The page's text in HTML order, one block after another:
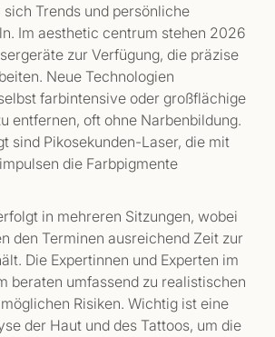
Trends und persönliche
Im aesthetic centrum stehen 2026
zur Verfügung, die präzise
Neue Technologien
farbintensive oder großflächige
entfernen, oft ohne Narbenbildung.
sind Pikosekunden-Laser, die mit
die Farbpigmente
in mehreren Sitzungen, wobei
den Terminen ausreichend Zeit zur
Die Expertinnen und Experten im
beraten umfassend zu realistischen
Risiken. Wichtig ist eine
der Haut und des Tattoos, um die